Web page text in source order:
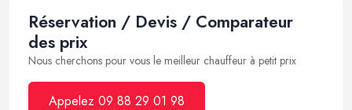
Réservation / Devis / Comparateur
des prix
Nous cherchons pour vous le meilleur chauffeur à petit prix
Appelez 09 88 29 01 98